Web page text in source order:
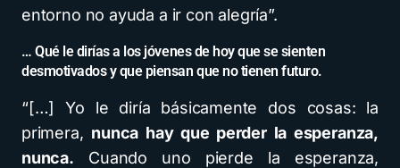
entorno no ayuda a ir con alegría”.
… Qué le dirías a los jóvenes de hoy que se sienten
desmotivados y que piensan que no tienen futuro.
“[…] Yo le diría básicamente dos cosas: la
primera, nunca hay que perder la esperanza,
nunca. Cuando uno pierde la esperanza,